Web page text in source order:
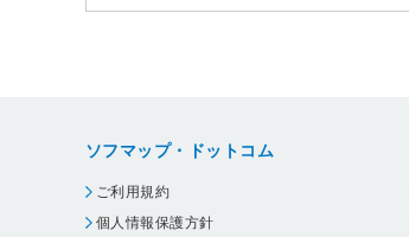
ソフマップ・ドットコム
ご利用規約
個人情報保護方針